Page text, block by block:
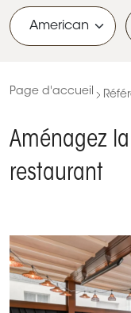
Page d'accueil
Aménagez
restaurant
Transformer une
vie toute l’année